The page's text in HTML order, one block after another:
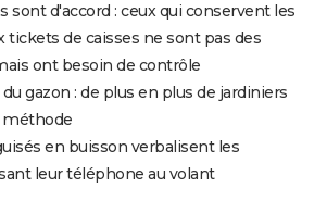
sont d'accord : ceux qui conservent les
tickets de caisses ne sont pas des
ont besoin de contrôle
gazon : de plus en plus de jardiniers
en buisson verbalisent les
leur téléphone au volant